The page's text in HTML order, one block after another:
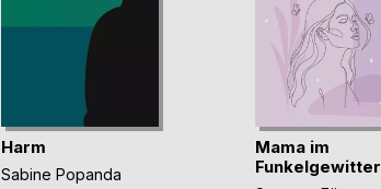
Harm
Sabine Popanda
Mama im
Funkelgewitter